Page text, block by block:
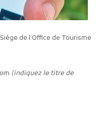
de l’Office de Tourisme
(indiquez le titre de